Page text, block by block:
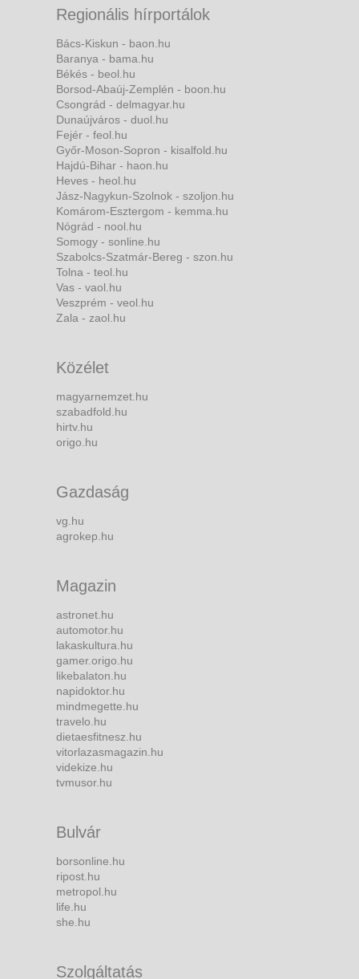
Regionális hírportálok
Bács-Kiskun - baon.hu
Baranya - bama.hu
Békés - beol.hu
Borsod-Abaúj-Zemplén - boon.hu
Csongrád - delmagyar.hu
Dunaújváros - duol.hu
Fejér - feol.hu
Győr-Moson-Sopron - kisalfold.hu
Hajdú-Bihar - haon.hu
Heves - heol.hu
Jász-Nagykun-Szolnok - szoljon.hu
Komárom-Esztergom - kemma.hu
Nógrád - nool.hu
Somogy - sonline.hu
Szabolcs-Szatmár-Bereg - szon.hu
Tolna - teol.hu
Vas - vaol.hu
Veszprém - veol.hu
Zala - zaol.hu
Közélet
magyarnemzet.hu
szabadfold.hu
hirtv.hu
origo.hu
Gazdaság
vg.hu
agrokep.hu
Magazin
astronet.hu
automotor.hu
lakaskultura.hu
gamer.origo.hu
likebalaton.hu
napidoktor.hu
mindmegette.hu
travelo.hu
dietaesfitnesz.hu
vitorlazasmagazin.hu
videkize.hu
tvmusor.hu
Bulvár
borsonline.hu
ripost.hu
metropol.hu
life.hu
she.hu
Szolgáltatás